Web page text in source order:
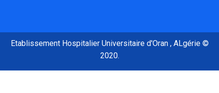
Etablissement Hospitalier Universitaire d'Oran , ALgérie ©
2020.